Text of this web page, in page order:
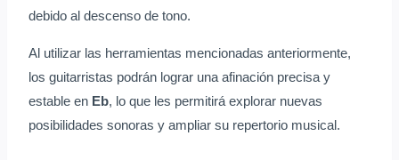
debido al descenso de tono.
Al utilizar las herramientas mencionadas anteriormente,
los guitarristas podrán lograr una afinación precisa y
estable en Eb, lo que les permitirá explorar nuevas
posibilidades sonoras y ampliar su repertorio musical.